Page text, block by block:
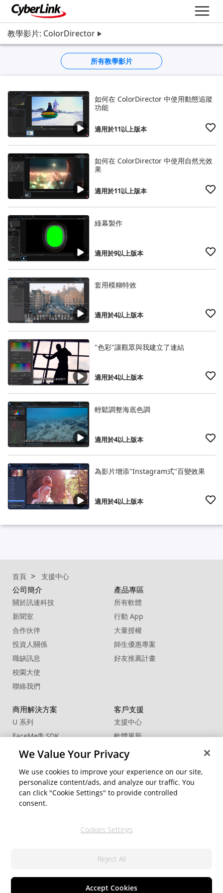
教學影片: ColorDirector
所有教學影片
如何在 ColorDirector 中使用動態追蹤
功能
適用於11以上版本
如何在 ColorDirector 中使用自然光效
果
適用於11以上版本
綠幕製作
適用於9以上版本
套用模糊特效
適用於4以上版本
"色彩"讓觀眾與我建立了連結
適用於4以上版本
輕鬆調整海底色調
適用於4以上版本
為影片增添"Instagram式"百變效果
適用於4以上版本
首頁 支援中心
公司簡介
關於訊連科技
新聞室
合作伙伴
投資人關係
職缺訊息
校園大使
聯絡我們
產品專區
所有軟體
行動 App
大量授權
師生優惠專案
好友推薦計畫
商用解決方案
U 系列
FaceMe®SDK
客戶支援
支援中心
軟體更新
教學中心
CCP國際專業認證
社群資源
會員專區
變更地區
Cookie 設定
We Value Your Privacy
We use cookies to improve your experience on our site,
personalize content/ads, and analyze our traffic. You
can click "Cookie Settings" to provide controlled
consent.
Cookies Settings
Reject All
Accept Cookies